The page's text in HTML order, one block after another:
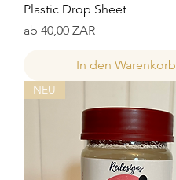
Plastic Drop Sheet
ab 40,00 ZAR
Sale-Preis
In den Warenkorb
NEU